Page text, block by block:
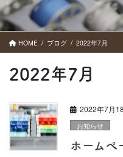
HOME ブログ 2022年7月
2022年7月
2022年7月
お知らせ
ホームぺ